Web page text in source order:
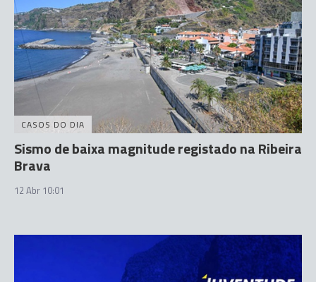
CASOS DO DIA
Sismo de baixa magnitude registado na Ribeira
Brava
12 Abr 10:01